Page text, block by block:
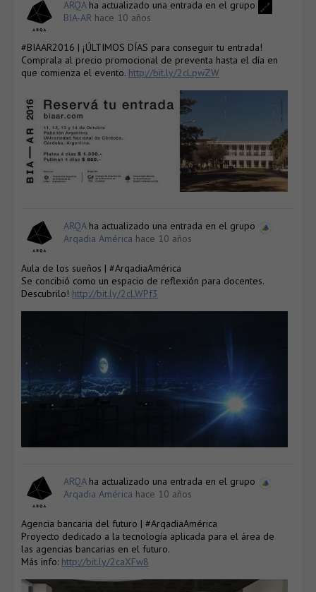
ARQAha actualizado una entrada en el grupo
BIA-AR hace 10 años
#BIAAR2016 | ¡ÚLTIMOS DÍAS para conseguir tu entrada!
Comprala al precio promocional de preventa hasta el día en
que comienza el evento. http://bit.ly/2cLpwZW
ARQAha actualizado una entrada en el grupo
Arqadia América hace 10 años
Aula de los sueños | #ArqadiaAmérica
Se concibió como un espacio de reflexión para docentes.
Descubrilo! http://bit.ly/2cLWPf3
ARQAha actualizado una entrada en el grupo
Arqadia América hace 10 años
Agencia bancaria del futuro | #ArqadiaAmérica
Proyecto dedicado a la tecnología aplicada para el área de
las agencias bancarias en el futuro.
Más info: http://bit.ly/2caXFw8